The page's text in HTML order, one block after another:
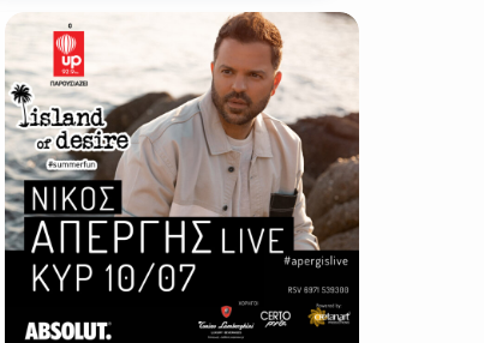
en
la
Isla
del
Deseo
de
Heraklion